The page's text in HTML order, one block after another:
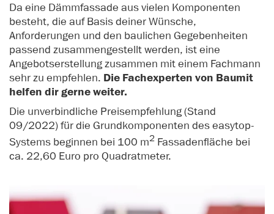
Da eine Dämmfassade aus vielen Komponenten
besteht, die auf Basis deiner Wünsche,
Anforderungen und den baulichen Gegebenheiten
passend zusammengestellt werden, ist eine
Angebotserstellung zusammen mit einem Fachmann
sehr zu empfehlen. Die Fachexperten von Baumit
helfen dir gerne weiter.
Die unverbindliche Preisempfehlung (Stand
09/2022) für die Grundkomponenten des easytop-
Systems beginnen bei 100 m2 Fassadenfläche bei
ca. 22,60 Euro pro Quadratmeter.